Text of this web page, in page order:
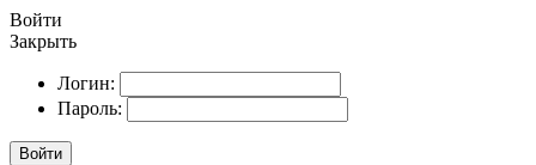
Войти
Закрыть
Логин:
Пароль:
Войти